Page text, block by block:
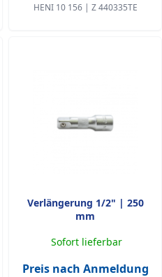
HENI 10 156 | Z 440335TE
Verlängerung 1/2" | 250
mm
Sofort lieferbar
Preis nach Anmeldung